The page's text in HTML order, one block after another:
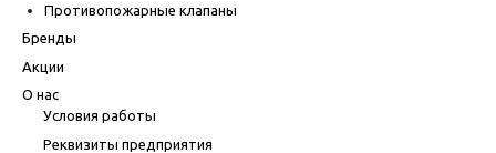
Противопожарные клапаны
Бренды
Акции
О нас
Условия работы
Реквизиты предприятия